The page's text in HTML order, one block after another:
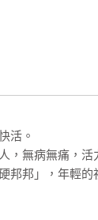
鮮蔬濃湯
白菜干貝枸杞湯
睡不好？
吸收的日常湯水
氏筆畫排列）
活。
，無病無痛，活
邦邦」，年輕的